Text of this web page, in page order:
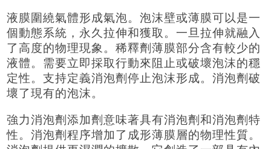
液膜圍繞氣體形成氣泡。泡沫壁或薄膜可以是一
個動態系統，永久拉伸和獲取。一旦拉伸就融入
了高度的物理現象。稀釋劑薄膜部分含有較少的
液體。需要立即採取行動來阻止或破壞泡沫的穩
定性。支持定義消泡劑停止泡沫形成。消泡劑破
壞了現有的泡沫。
強力消泡劑添加劑意味著具有消泡劑和消泡劑特
性。消泡劑程序增加了成形薄膜層的物理性質。